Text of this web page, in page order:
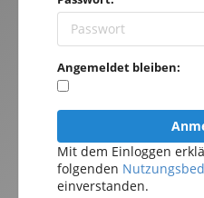
Angemeldet bleiben:
Mit dem Einloggen
folgenden
einverstanden.